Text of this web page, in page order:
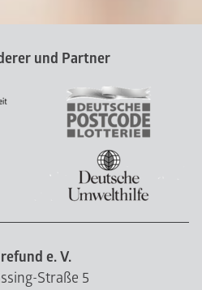
und Partner
e. V.
Straße 5